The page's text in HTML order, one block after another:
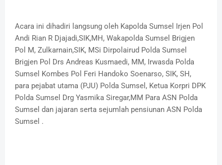
Acara ini dihadiri langsung oleh Kapolda Sumsel Irjen Pol
Andi Rian R Djajadi,SIK,MH, Wakapolda Sumsel Brigjen
Pol M, Zulkarnain,SIK, MSi Dirpolairud Polda Sumsel
Brigjen Pol Drs Andreas Kusmaedi, MM, Irwasda Polda
Sumsel Kombes Pol Feri Handoko Soenarso, SIK, SH,
para pejabat utama (PJU) Polda Sumsel, Ketua Korpri DPK
Polda Sumsel Drg Yasmika Siregar,MM Para ASN Polda
Sumsel dan jajaran serta sejumlah pensiunan ASN Polda
Sumsel .